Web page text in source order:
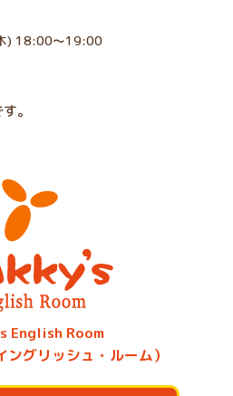
) 18:00～19:00
。
English Room
ングリッシュ・ルーム）